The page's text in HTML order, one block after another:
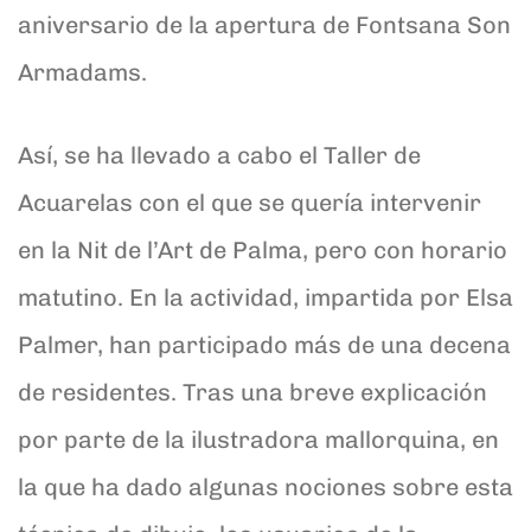
aniversario de la apertura de Fontsana Son
Armadams.
Así, se ha llevado a cabo el Taller de
Acuarelas con el que se quería intervenir
en la Nit de l’Art de Palma, pero con horario
matutino. En la actividad, impartida por Elsa
Palmer, han participado más de una decena
de residentes. Tras una breve explicación
por parte de la ilustradora mallorquina, en
la que ha dado algunas nociones sobre esta